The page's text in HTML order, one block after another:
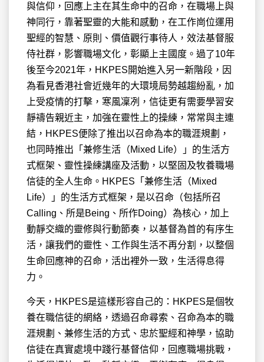
與信仰，回應上主在其生命中的召命，在職場上與
神同行，靠著聖靈的大能和感動，在工作崗位運用
聖經的智慧、原則、價值觀行事待人，效法基督服
侍社群，影響職場文化，彰顯上主國度。過了10年
後至今2021年，HKPES開始進入另一新階段，因
為看見香港社會近幾年的大環境局勢越趨紛亂，加
上受疫情的打擊，寒風凜冽，信徒更有需要學習安
靜禱告親近主，加強在靈性上的操練，常常與主連
結，HKPES便除了推出以召命為本的職涯規劃，
也同時推出「兼修生活（Mixed Life）」的生活方
式框架、靈性操練講座及活動，以堅固及牧養職場
信徒的全人生命。HKPES「兼修生活（Mixed
Life）」的生活方式框架，是以召命（包括所召
Calling、所是Being、所作Doing）為核心，加上
動靜交織的靈修與行動節奏，以基督為首的有序生
活，讓我們的靈性、工作與生活不再分割，以整個
生命回應神的召命，活出裡外一致，生活得息得
力。
今天，HKPES是這樣形容自己的：HKPES是個牧
養在職信徒的網絡，透過召命尋索、召命為本的職
涯規劃、兼修生活的方式、忠於聖經和神學，協助
信徒在真實處境中踐行基督信仰，回應職場挑戰，